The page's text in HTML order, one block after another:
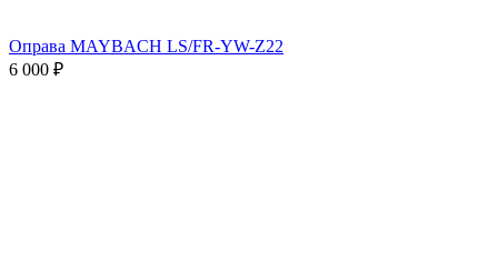
Оправа MAYBACH LS/FR-YW-Z22
6 000 ₽